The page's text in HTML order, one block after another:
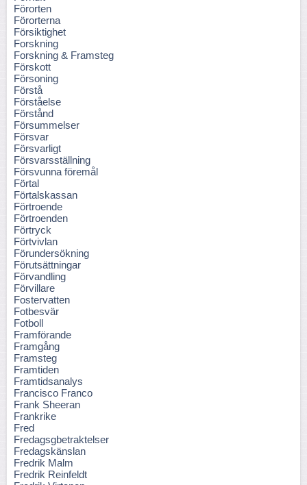
Förorten
Förorterna
Försiktighet
Forskning
Forskning & Framsteg
Förskott
Försoning
Förstå
Förståelse
Förstånd
Försummelser
Försvar
Försvarligt
Försvarsställning
Försvunna föremål
Förtal
Förtalskassan
Förtroende
Förtroenden
Förtryck
Förtvivlan
Förundersökning
Förutsättningar
Förvandling
Förvillare
Fostervatten
Fotbesvär
Fotboll
Framförande
Framgång
Framsteg
Framtiden
Framtidsanalys
Francisco Franco
Frank Sheeran
Frankrike
Fred
Fredagsgbetraktelser
Fredagskänslan
Fredrik Malm
Fredrik Reinfeldt